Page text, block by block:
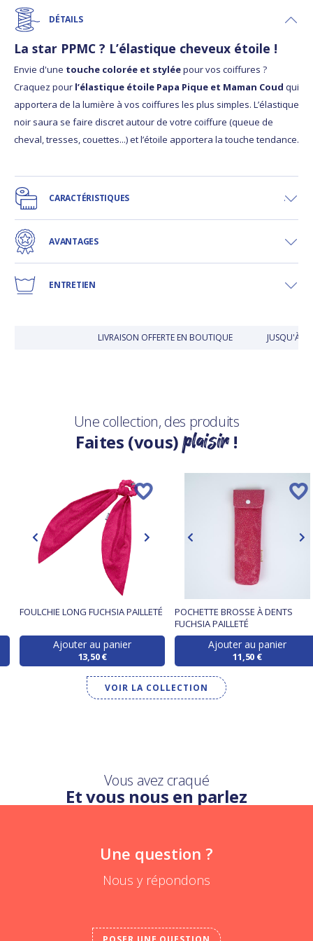
DÉTAILS
La star PPMC ? L’élastique cheveux étoile !
Envie d'une touche colorée et styléepour vos coiffures ?
Craquez pour l’élastique étoile Papa Pique et Maman Coud qui
apportera de la lumière à vos coiffures les plus simples. L’élastique
noir saura se faire discret autour de votre coiffure (queue de
cheval, tresses, couettes...) et l’étoile apportera la touche tendance.
CARACTÉRISTIQUES
AVANTAGES
ENTRETIEN
LIVRAISON OFFERTE EN BOUTIQUE JUSQU'À
Une collection, des produits
Faites (vous)plaisir!
FOULCHIE LONG FUCHSIA PAILLETÉ
Ajouter au panier
13,50 €
POCHETTE BROSSE À DENTS
FUCHSIA PAILLETÉ
Ajouter au panier
11,50 €
VOIR LA COLLECTION
Vous avez craqué
Et vous nous en parlez
Une question ?
Nous y répondons